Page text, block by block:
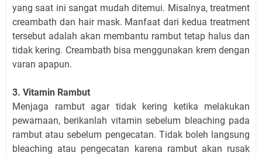
yang saat ini sangat mudah ditemui. Misalnya, treatment
creambath dan hair mask. Manfaat dari kedua treatment
tersebut adalah akan membantu rambut tetap halus dan
tidak kering. Creambath bisa menggunakan krem dengan
varan apapun.
3. Vitamin Rambut
Menjaga rambut agar tidak kering ketika melakukan
pewarnaan, berikanlah vitamin sebelum bleaching pada
rambut atau sebelum pengecatan. Tidak boleh langsung
bleaching atau pengecatan karena rambut akan rusak